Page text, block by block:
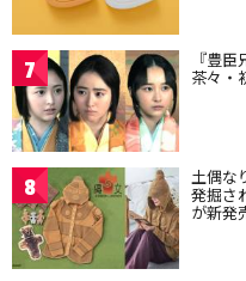
7 『豊
茶々・
8 土偶な
発掘さ
が新発